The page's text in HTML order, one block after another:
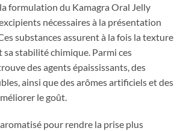
formulation du Kamagra Oral Jelly
nécessaires à la présentation
substances assurent à la fois la texture
stabilité chimique. Parmi ces
des agents épaississants, des
ainsi que des arômes artificiels et des
le goût.
pour rendre la prise plus